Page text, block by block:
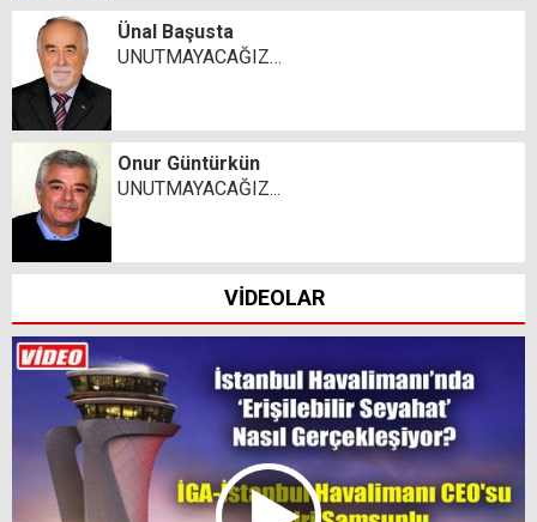
Ünal Başusta
UNUTMAYACAĞIZ…
Onur Güntürkün
UNUTMAYACAĞIZ...
VİDEOLAR